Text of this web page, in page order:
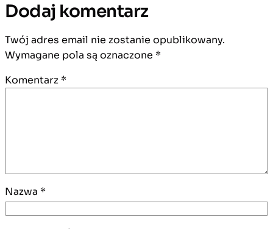
Dodaj komentarz
Twój adres email nie zostanie opublikowany.
Wymagane pola są oznaczone *
Komentarz *
Nazwa *